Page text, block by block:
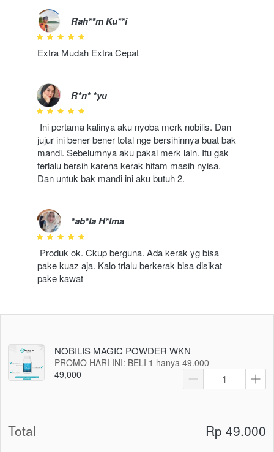
Rah**m Ku**i
Extra Mudah Extra Cepat
R*n* *yu
Ini pertama kalinya aku nyoba merk nobilis. Dan
jujur ini bener bener total nge bersihinnya buat bak
mandi. Sebelumnya aku pakai merk lain. Itu gak
terlalu bersih karena kerak hitam masih nyisa.
Dan untuk bak mandi ini aku butuh 2.
*ab*la H*lma
Produk ok. Ckup berguna. Ada kerak yg bisa
pake kuaz aja. Kalo trlalu berkerak bisa disikat
pake kawat
NOBILIS MAGIC POWDER WKN
PROMO HARI INI: BELI 1 hanya 49.000
49,000
Total Rp 49.000